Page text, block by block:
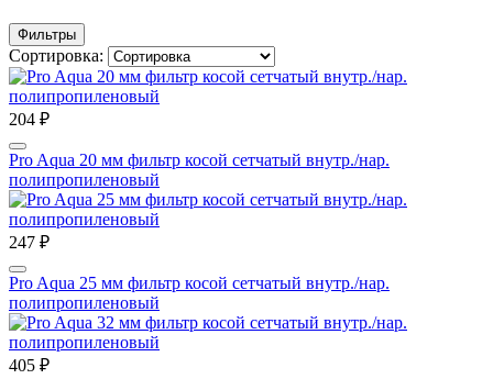
Фильтры
Сортировка:
204 ₽
Pro Aqua 20 мм фильтр косой сетчатый внутр./нар.
полипропиленовый
247 ₽
Pro Aqua 25 мм фильтр косой сетчатый внутр./нар.
полипропиленовый
405 ₽